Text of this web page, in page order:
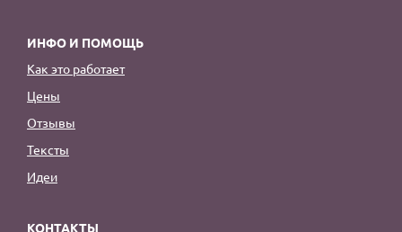
ИНФО И ПОМОЩЬ
Как это работает
Цены
Отзывы
Тексты
Идеи
КОНТАКТЫ